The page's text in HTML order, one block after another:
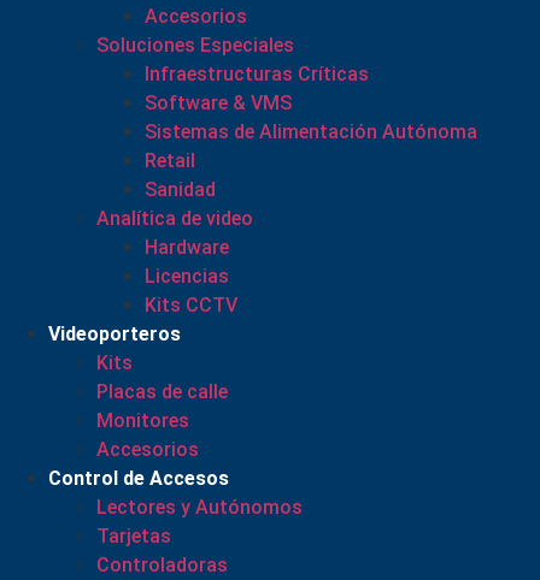
Accesorios
Soluciones Especiales
Infraestructuras Críticas
Software & VMS
Sistemas de Alimentación Autónoma
Retail
Sanidad
Analítica de video
Hardware
Licencias
Kits CCTV
Videoporteros
Kits
Placas de calle
Monitores
Accesorios
Control de Accesos
Lectores y Autónomos
Tarjetas
Controladoras